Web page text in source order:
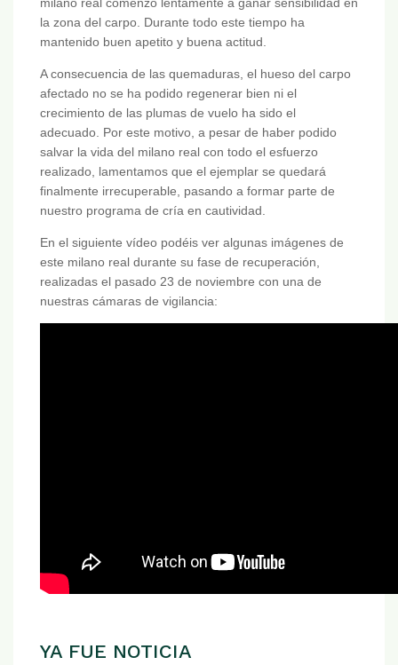
la zona del carpo. Durante todo este tiempo ha
mantenido buen apetito y buena actitud.
A consecuencia de las quemaduras, el hueso del carpo
afectado no se ha podido regenerar bien ni el
crecimiento de las plumas de vuelo ha sido el
adecuado. Por este motivo, a pesar de haber podido
salvar la vida del milano real con todo el esfuerzo
realizado, lamentamos que el ejemplar se quedará
finalmente irrecuperable, pasando a formar parte de
nuestro programa de cría en cautividad.
En el siguiente vídeo podéis ver algunas imágenes de
este milano real durante su fase de recuperación,
realizadas el pasado 23 de noviembre con una de
nuestras cámaras de vigilancia:
YA FUE NOTICIA